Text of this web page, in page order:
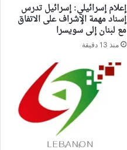
إعلام إسرائيلي: إسرائيل تدرس
إسناد مهمة الإشراف على الاتفاق
مع لبنان إلى سويسرا
منذ 13 دقيقة